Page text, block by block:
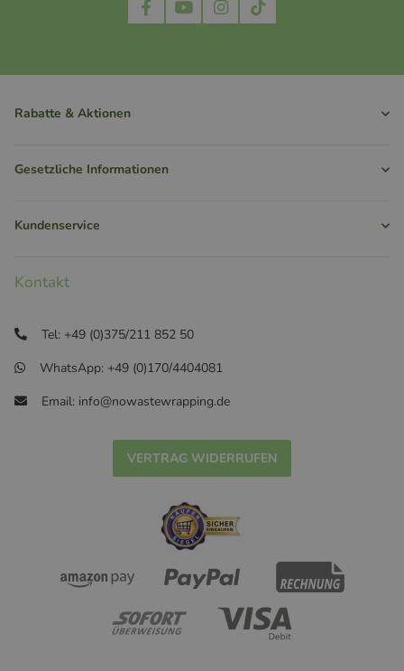
Rabatte & Aktionen
Gesetzliche Informationen
Kundenservice
Kontakt
Tel: +49 (0)375/211 852 50
WhatsApp: +49 (0)170/4404081
Email: info@nowastewrapping.de
VERTRAG WIDERRUFEN